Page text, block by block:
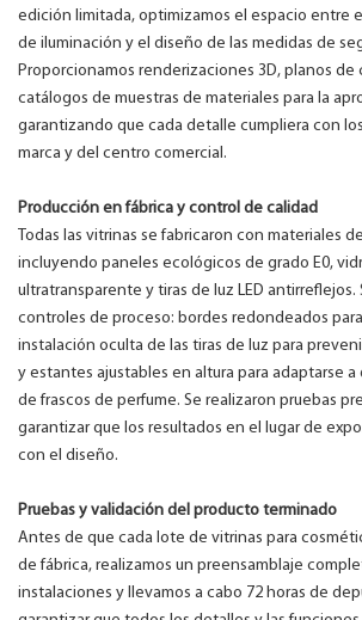
edición limitada, optimizamos el espacio entre
de iluminación y el diseño de las medidas de
Proporcionamos renderizaciones 3D, planos de
catálogos de muestras de materiales para la
garantizando que cada detalle cumpliera con
marca y del centro comercial.
Producción en fábrica y control de calidad
Todas las vitrinas se fabricaron con materiales
incluyendo paneles ecológicos de grado E0,
ultratransparente y tiras de luz LED
controles de proceso: bordes redondeados
instalación oculta de las tiras de luz para
y estantes ajustables en altura para adaptarse
de frascos de perfume. Se realizaron pruebas
garantizar que los resultados en el lugar de
con el diseño.
Pruebas y validación del producto terminado
Antes de que cada lote de vitrinas para
de fábrica, realizamos un preensamblaje
instalaciones y llevamos a cabo 72 horas de